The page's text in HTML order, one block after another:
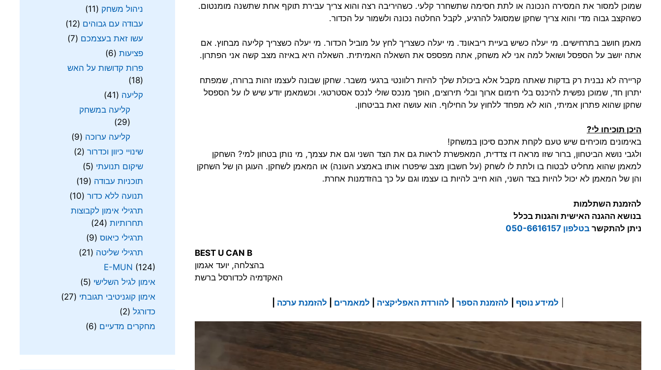
שמוכן למסור את המסירה הנכונה או לתת חסימה שתשחרר קלעי. כשהיריבה רצה והוא צריך עבירת תוקף אחת שתשנה מומנטום.
כשהקצב גבוה מדי והוא צריך שחקן שמסוגל להרגיע, לקבל החלטה נכונה ולשמור על הכדור.
מאמן חושב בתרחישים. מי יעלה כשיש בעיית ריבאונד. מי יעלה כשצריך לחץ על מוביל הכדור. מי יעלה כשצריך קליעה מבחוץ. אם
אתה יושב על הספסל ושואל למה אני לא משחק, אתה מפספס את השאלה האמיתית. השאלה היא באיזה מצב קשה אני הפתרון.
קריירה לא נבנית רק בדקות שאתה מקבל אלא ביכולת שלך להיות רלוונטי ברגעי משבר. שחקן שבונה לעצמו זהות ברורה, שמפתח
יתרון חד, שמוכן נפשית להיכנס בלי חימום ארוך ובלי תירוצים, הופך מנכס שולי לנכס אסטרטגי. וכשמאמן יודע שיש לו על הספסל
שחקן שהוא פתרון אמיתי, הוא לא מפחד ללחוץ על החילוף. הוא עושה זאת בביטחון.
היכן תוכיחו לי?
באימונים מוכיחים שיש טעם לקחת אתכם סיכון במשחק!
ולגבי נושא הביטחון, ברור שזו מראה דו צדדית, המאפשרת לראות גם את הצד השני וגם את עצמך, מי נותן בטחון למי? השחקן
למאמן שהוא מחליט לבטוח בו ולתת לו לשחק (על חשבון מצב שיפטרו אותו באמצע העונה) או המאמן לשחקן. העוגן הן של השחקן
והן של המאמן לא יכול להיות בצד השני, הוא חייב להיות בו עצמו וגם על כך בהזדמנות אחרת.
להזמנת השתלמות
בנושא ההגנה האישית והגנות בכלל
ניתן להתקשר בטלפון 050-6616157
BEST U CAN B
בהצלחה, יועד אגמון
האקדמיה לכדורסל ברשת
למידע נוסף להזמנת הספר להורדת האפליקציה למאמרים להזמנת ערכה
ניהול משחק (11)
עבודה עם גבוהים (12)
עשו זאת בעצמכם (7)
פציעות (6)
פרות קדושות על האש
(18)
קליעה (41)
קליעה במשחק
(29)
קליעה ערוכה (9)
שינויי כיוון וכדרור (2)
שיקום תנועתי (5)
תוכניות עבודה (19)
תנועה ללא כדור (10)
תרגילי אימון לקבוצות
תחרותיות (24)
תרגילי כיאוס (9)
תרגילי שליטה (21)
E-MUN (124)
אימון לגיל השלישי (5)
אימון קוגניטיבי תגובתי (27)
כדורגל (2)
מחקרים מדעיים (6)